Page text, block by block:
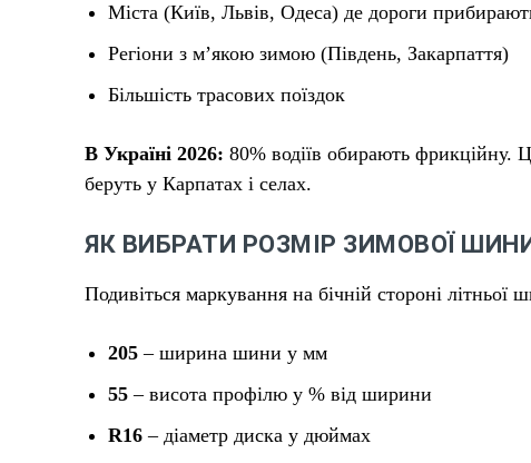
Міста (Київ, Львів, Одеса) де дороги
Регіони з м’якою зимою (Південь, Закарпаття)
Більшість трасових поїздок
В Україні 2026: 80% водіїв обирають фрикційну.
беруть у Карпатах і селах.
ЯК ВИБРАТИ РОЗМІР ЗИМОВОЇ
Подивіться маркування на бічній стороні
205 – ширина шини у мм
55 – висота профілю у % від ширини
R16 – діаметр диска у дюймах